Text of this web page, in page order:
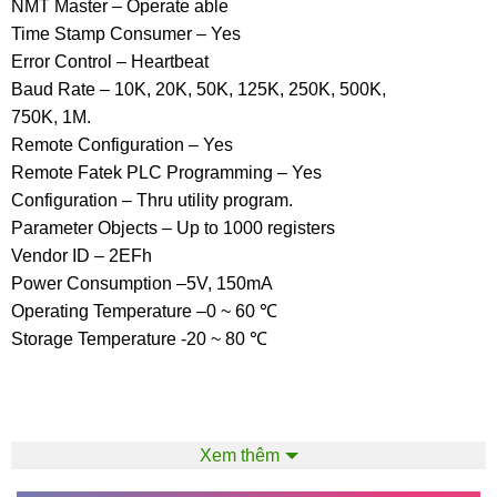
NMT Master – Operate able
Time Stamp Consumer – Yes
Error Control – Heartbeat
Baud Rate – 10K, 20K, 50K, 125K, 250K, 500K,
750K, 1M.
Remote Configuration – Yes
Remote Fatek PLC Programming – Yes
Configuration – Thru utility program.
Parameter Objects – Up to 1000 registers
Vendor ID – 2EFh
Power Consumption –5V, 150mA
Operating Temperature –0 ~ 60 ℃
Storage Temperature -20 ~ 80 ℃
FATEK , được thành lập vào năm 1992 bởi một nhóm
Xem thêm